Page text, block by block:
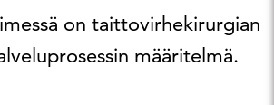
on taittovirhekirurgian
määritelmä.